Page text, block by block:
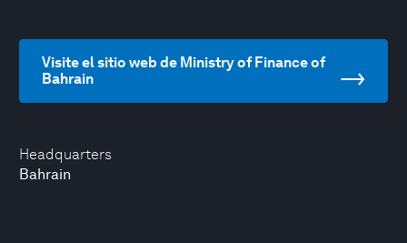
Headquarters
Bahrain
Visite el sitio web de Ministry of Finance of
Bahrain